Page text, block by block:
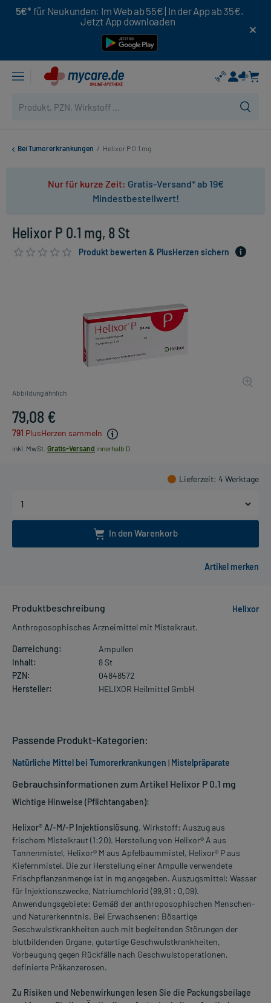
5€* für Neukunden: Im Web ab 55€ | In der App ab 35€.
Jetzt App downloaden
Bei Tumorerkrankungen / Helixor P 0.1 mg
Nur für kurze Zeit: Gratis-Versand* ab 19€
Mindestbestellwert!
Helixor P 0.1 mg, 8 St
Produkt bewerten & PlusHerzen sichern
Abbildung ähnlich
79,08 €
791 PlusHerzen sammeln
inkl. MwSt. Gratis-Versand innerhalb D.
Lieferzeit: 4 Werktage
In den Warenkorb
Produktbeschreibung
Helixor
Anthroposophisches Arzneimittel mit Mistelkraut.
Darreichung:
Ampullen
Inhalt:
8 St
PZN:
04848572
Hersteller:
HELIXOR Heilmittel GmbH
Gebrauchsinformationen zum Artikel Helixor P 0.1 mg
Wichtige Hinweise (Pflichtangaben):
Helixor® A/-M/-P Injektionslösung. Wirkstoff: Auszug aus
frischem Mistelkraut (1:20). Herstellung von Helixor® A aus
Tannenmistel, Helixor® M aus Apfelbaummistel, Helixor® P aus
Kiefernmistel. Die zur Herstellung einer Ampulle verwendete
Frischpflanzenmenge ist in mg angegeben. Auszugsmittel: Wasser
für Injektionszwecke, Natriumchlorid (99,91 : 0,09).
Anwendungsgebiete: Gemäß der anthroposophischen Menschen-
und Naturerkenntnis. Bei Erwachsenen: Bösartige
Geschwulstkrankheiten auch mit begleitenden Störungen der
blutbildenden Organe, gutartige Geschwulstkrankheiten,
Vorbeugung gegen Rückfälle nach Geschwulstoperationen,
definierte Präkanzerosen.
Zu Risiken und Nebenwirkungen lesen Sie die Packungsbeilage
Passende Produkt-Kategorien:
Natürliche Mittel bei Tumorerkrankungen | Mistelpräparate